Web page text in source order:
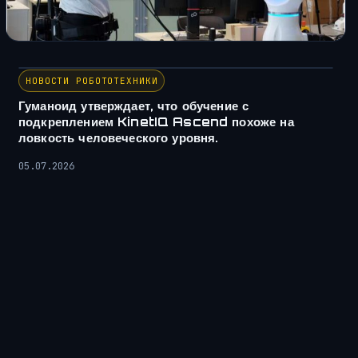
НОВОСТИ РОБОТОТЕХНИКИ
Гуманоид утверждает, что обучение с
подкреплением KinetIQ Ascend похоже на
ловкость человеческого уровня.
05.07.2026